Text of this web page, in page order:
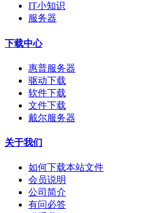
IT小知识
服务器
下载中心
惠普服务器
驱动下载
软件下载
文件下载
戴尔服务器
关于我们
如何下载本站文件
会员说明
公司简介
有问必答